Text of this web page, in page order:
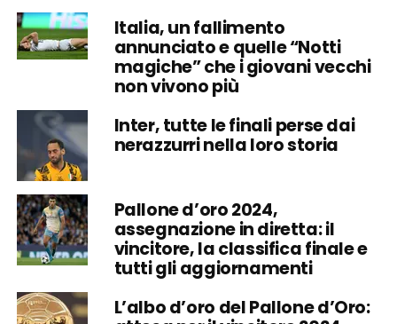
Italia, un fallimento
annunciato e quelle “Notti
magiche” che i giovani vecchi
non vivono più
Inter, tutte le finali perse dai
nerazzurri nella loro storia
Pallone d’oro 2024,
assegnazione in diretta: il
vincitore, la classifica finale e
tutti gli aggiornamenti
L’albo d’oro del Pallone d’Oro: